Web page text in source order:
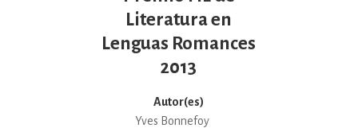
Literatura en
Lenguas Romances
2013
Autor(es)
Yves Bonnefoy